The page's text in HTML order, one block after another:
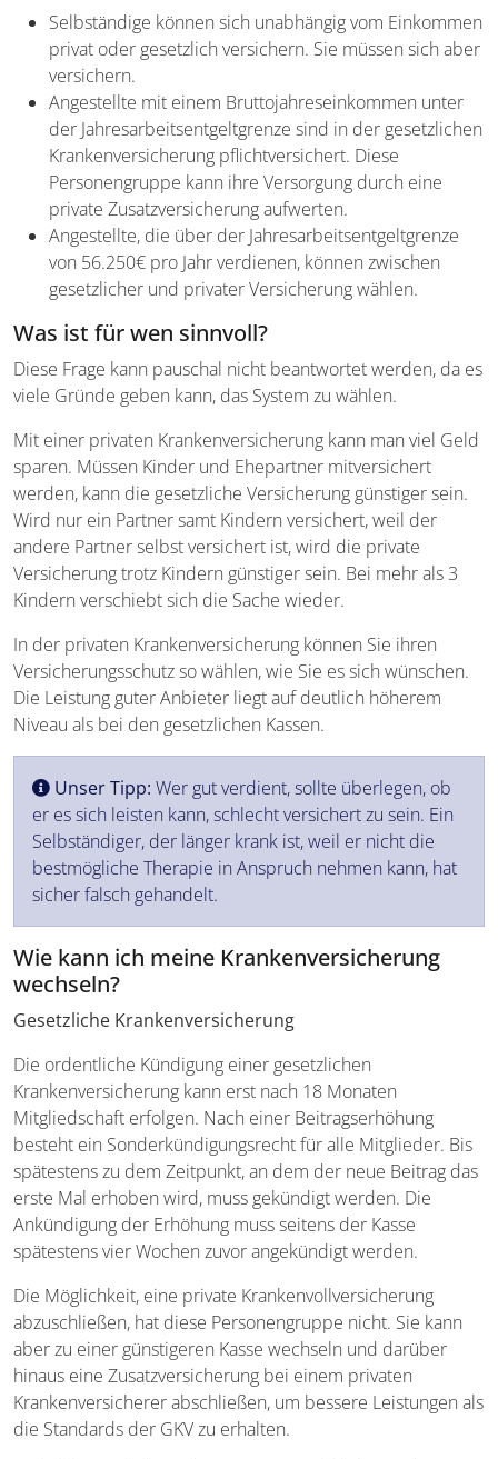
Selbständige können sich unabhängig vom Einkommen
privat oder gesetzlich versichern. Sie müssen sich aber
versichern.
Angestellte mit einem Bruttojahreseinkommen unter
der Jahresarbeitsentgeltgrenze sind in der gesetzlichen
Krankenversicherung pflichtversichert. Diese
Personengruppe kann ihre Versorgung durch eine
private Zusatzversicherung aufwerten.
Angestellte, die über der Jahresarbeitsentgeltgrenze
von 56.250€ pro Jahr verdienen, können zwischen
gesetzlicher und privater Versicherung wählen.
Was ist für wen sinnvoll?
Diese Frage kann pauschal nicht beantwortet werden, da es
viele Gründe geben kann, das System zu wählen.
Mit einer privaten Krankenversicherung kann man viel Geld
sparen. Müssen Kinder und Ehepartner mitversichert
werden, kann die gesetzliche Versicherung günstiger sein.
Wird nur ein Partner samt Kindern versichert, weil der
andere Partner selbst versichert ist, wird die private
Versicherung trotz Kindern günstiger sein. Bei mehr als 3
Kindern verschiebt sich die Sache wieder.
In der privaten Krankenversicherung können Sie ihren
Versicherungsschutz so wählen, wie Sie es sich wünschen.
Die Leistung guter Anbieter liegt auf deutlich höherem
Niveau als bei den gesetzlichen Kassen.
Unser Tipp: Wer gut verdient, sollte überlegen, ob
er es sich leisten kann, schlecht versichert zu sein. Ein
Selbständiger, der länger krank ist, weil er nicht die
bestmögliche Therapie in Anspruch nehmen kann, hat
sicher falsch gehandelt.
Wie kann ich meine Krankenversicherung
wechseln?
Gesetzliche Krankenversicherung
Die ordentliche Kündigung einer gesetzlichen
Krankenversicherung kann erst nach 18 Monaten
Mitgliedschaft erfolgen. Nach einer Beitragserhöhung
besteht ein Sonderkündigungsrecht für alle Mitglieder. Bis
spätestens zu dem Zeitpunkt, an dem der neue Beitrag das
erste Mal erhoben wird, muss gekündigt werden. Die
Ankündigung der Erhöhung muss seitens der Kasse
spätestens vier Wochen zuvor angekündigt werden.
Die Möglichkeit, eine private Krankenvollversicherung
abzuschließen, hat diese Personengruppe nicht. Sie kann
aber zu einer günstigeren Kasse wechseln und darüber
hinaus eine Zusatzversicherung bei einem privaten
Krankenversicherer abschließen, um bessere Leistungen als
die Standards der GKV zu erhalten.